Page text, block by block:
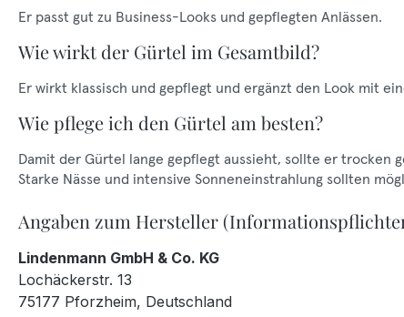
Er passt gut zu Business-Looks und gepflegten Anlässen.
Wie wirkt der Gürtel im Gesamtbild?
Er wirkt klassisch und gepflegt und ergänzt den Look mit
Wie pflege ich den Gürtel am besten?
Damit der Gürtel lange gepflegt aussieht, sollte er trocken
Starke Nässe und intensive Sonneneinstrahlung sollten
Angaben zum Hersteller
Lindenmann GmbH & Co. KG
Lochäckerstr. 13
75177 Pforzheim, Deutschland